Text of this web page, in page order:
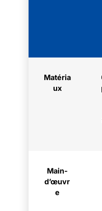
Matéria
ux
Main-
d’œuvr
e